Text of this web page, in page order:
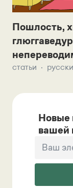
Пошлость,
статьи
Новые
вашей